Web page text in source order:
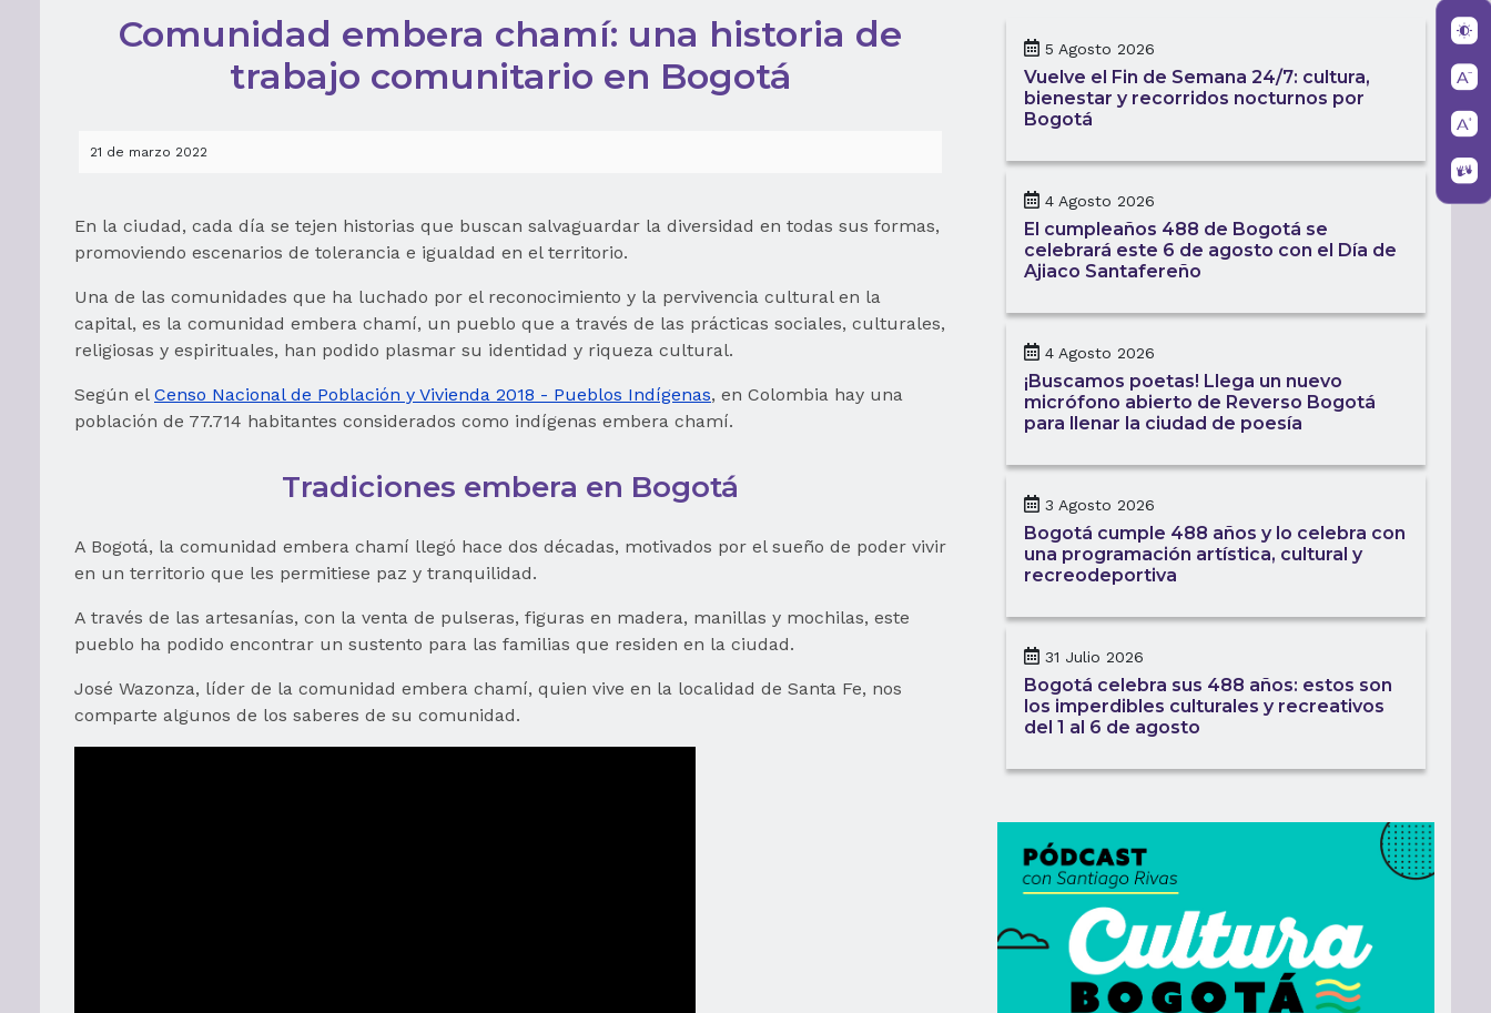
Comunidad embera chamí: una historia de
trabajo comunitario en Bogotá
21 de marzo 2022
En la ciudad, cada día se tejen historias que buscan salvaguardar la diversidad en todas sus formas,
promoviendo escenarios de tolerancia e igualdad en el territorio.
Una de las comunidades que ha luchado por el reconocimiento y la pervivencia cultural en la
capital, es la comunidad embera chamí, un pueblo que a través de las prácticas sociales, culturales,
religiosas y espirituales, han podido plasmar su identidad y riqueza cultural.
Según el Censo Nacional de Población y Vivienda 2018 - Pueblos Indígenas, en Colombia hay una
población de 77.714 habitantes considerados como indígenas embera chamí.
Tradiciones embera en Bogotá
A Bogotá, la comunidad embera chamí llegó hace dos décadas, motivados por el sueño de poder vivir
en un territorio que les permitiese paz y tranquilidad.
A través de las artesanías, con la venta de pulseras, figuras en madera, manillas y mochilas, este
pueblo ha podido encontrar un sustento para las familias que residen en la ciudad.
José Wazonza, líder de la comunidad embera chamí, quien vive en la localidad de Santa Fe, nos
comparte algunos de los saberes de su comunidad.
5 Agosto 2026
Vuelve el Fin de Semana 24/7: cultura,
bienestar y recorridos nocturnos por
Bogotá
4 Agosto 2026
El cumpleaños 488 de Bogotá se
celebrará este 6 de agosto con el Día de
Ajiaco Santafereño
4 Agosto 2026
¡Buscamos poetas! Llega un nuevo
micrófono abierto de Reverso Bogotá
para llenar la ciudad de poesía
3 Agosto 2026
Bogotá cumple 488 años y lo celebra con
una programación artística, cultural y
recreodeportiva
31 Julio 2026
Bogotá celebra sus 488 años: estos son
los imperdibles culturales y recreativos
del 1 al 6 de agosto